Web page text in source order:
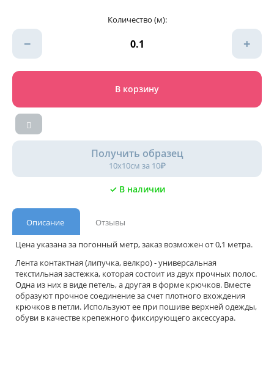
Количество (м):
− +
В корзину
Получить образец
10х10см за 10₽
✓ В наличии
Описание
Отзывы
Цена указана за погонный метр, заказ возможен от 0,1 метра.
Лента контактная (липучка, велкро) - универсальная
текстильная застежка, которая состоит из двух прочных полос.
Одна из них в виде петель, а другая в форме крючков. Вместе
образуют прочное соединение за счет плотного вхождения
крючков в петли. Используют ее при пошиве верхней одежды,
обуви в качестве крепежного фиксирующего аксессуара.